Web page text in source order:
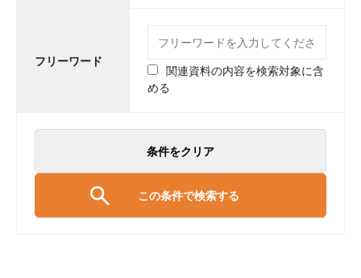
フリーワード
関連資料の内容を検索対象に含
める
条件をクリア
この条件で検索する